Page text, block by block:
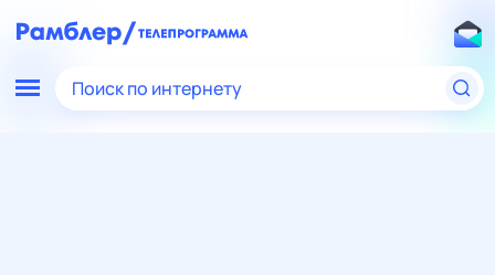
Поиск по интернету